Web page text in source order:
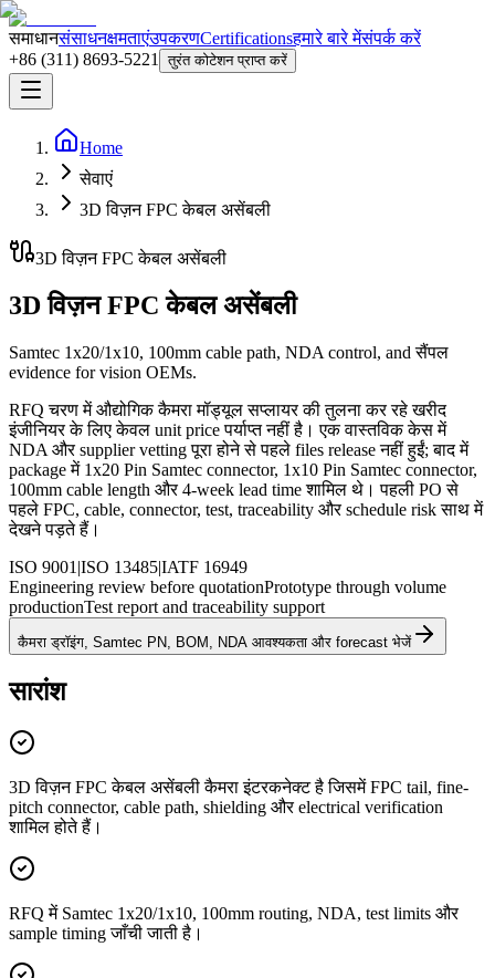
समाधानसंसाधनक्षमताएंउपकरणCertificationsहमारे बारे मेंसंपर्क करें
+86 (311) 8693-5221
तुरंत कोटेशन प्राप्त करें
Home
सेवाएं
3D विज़न FPC केबल असेंबली
3D विज़न FPC केबल असेंबली
3D विज़न FPC केबल असेंबली
Samtec 1x20/1x10, 100mm cable path, NDA control, and सैंपल
evidence for vision OEMs.
RFQ चरण में औद्योगिक कैमरा मॉड्यूल सप्लायर की तुलना कर रहे खरीद
इंजीनियर के लिए केवल unit price पर्याप्त नहीं है। एक वास्तविक केस में
NDA और supplier vetting पूरा होने से पहले files release नहीं हुईं; बाद में
package में 1x20 Pin Samtec connector, 1x10 Pin Samtec connector,
100mm cable length और 4-week lead time शामिल थे। पहली PO से
पहले FPC, cable, connector, test, traceability और schedule risk साथ में
देखने पड़ते हैं।
ISO 9001 |ISO 13485|IATF 16949
Engineering review before quotationPrototype through volume
productionTest report and traceability support
कैमरा ड्रॉइंग, Samtec PN, BOM, NDA आवश्यकता और forecast भेजें
सारांश
3D विज़न FPC केबल असेंबली कैमरा इंटरकनेक्ट है जिसमें FPC tail, fine-
pitch connector, cable path, shielding और electrical verification
शामिल होते हैं।
RFQ में Samtec 1x20/1x10, 100mm routing, NDA, test limits और
sample timing जाँची जाती है।